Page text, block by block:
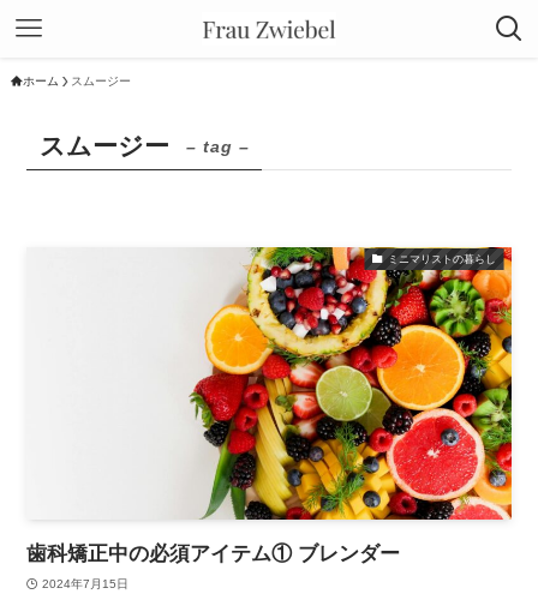
ホーム スムージー
スムージー – tag –
ミニマリストの暮らし
歯科矯正中の必須アイテム① ブレンダー
2024年7月15日